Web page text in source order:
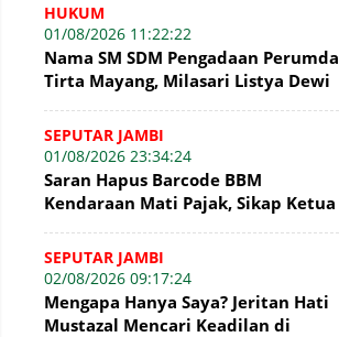
HUKUM
01/08/2026 11:22:22
Nama SM SDM Pengadaan Perumda
Tirta Mayang, Milasari Listya Dewi
SEPUTAR JAMBI
01/08/2026 23:34:24
Saran Hapus Barcode BBM
Kendaraan Mati Pajak, Sikap Ketua
Hukum
SEPUTAR JAMBI
02/08/2026 09:17:24
Mengapa Hanya Saya? Jeritan Hati
Mustazal Mencari Keadilan di